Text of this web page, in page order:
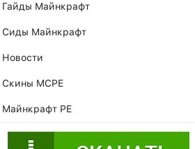
Гайды Майнкрафт
Сиды Майнкрафт
Новости
Скины MCPE
Майнкрафт PE